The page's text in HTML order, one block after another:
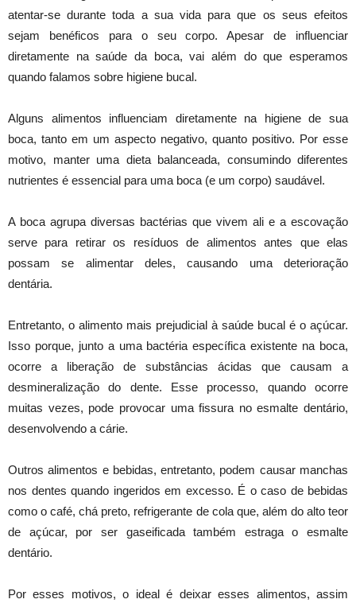
atentar-se durante toda a sua vida para que os seus efeitos
sejam benéficos para o seu corpo. Apesar de influenciar
diretamente na saúde da boca, vai além do que esperamos
quando falamos sobre higiene bucal.
Alguns alimentos influenciam diretamente na higiene de sua
boca, tanto em um aspecto negativo, quanto positivo. Por esse
motivo, manter uma dieta balanceada, consumindo diferentes
nutrientes é essencial para uma boca (e um corpo) saudável.
A boca agrupa diversas bactérias que vivem ali e a escovação
serve para retirar os resíduos de alimentos antes que elas
possam se alimentar deles, causando uma deterioração
dentária.
Entretanto, o alimento mais prejudicial à saúde bucal é o açúcar.
Isso porque, junto a uma bactéria específica existente na boca,
ocorre a liberação de substâncias ácidas que causam a
desmineralização do dente. Esse processo, quando ocorre
muitas vezes, pode provocar uma fissura no esmalte dentário,
desenvolvendo a cárie.
Outros alimentos e bebidas, entretanto, podem causar manchas
nos dentes quando ingeridos em excesso. É o caso de bebidas
como o café, chá preto, refrigerante de cola que, além do alto teor
de açúcar, por ser gaseificada também estraga o esmalte
dentário.
Por esses motivos, o ideal é deixar esses alimentos, assim